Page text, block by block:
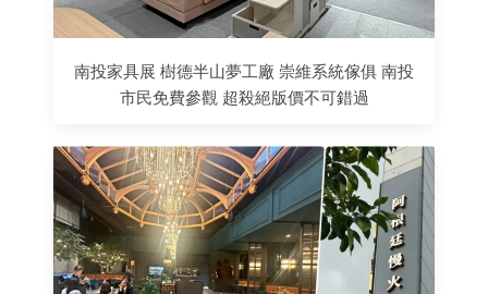
南投家具展 樹德半山夢工廠 崇維系統傢俱 南投
市民免費參觀 超殺絕版價不可錯過